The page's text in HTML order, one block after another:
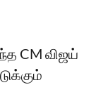
CM விஜய்